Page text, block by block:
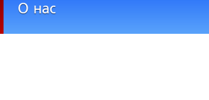
О нас